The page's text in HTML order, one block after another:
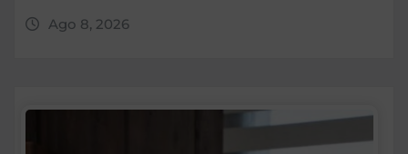
Ago 8, 2026